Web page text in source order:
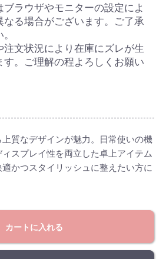
ブラウザやモニターの設定によ
なる場合がございます。ご了承
注文状況により在庫にズレが生
す。ご理解の程よろしくお願い
質なデザインが魅力。日常使いの機
スプレイ性を両立した卓上アイテム
かつスタイリッシュに整えたい方に
カートに入れる